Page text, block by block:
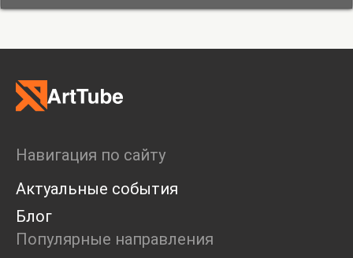
Навигация по сайту
Актуальные события
Блог
Популярные направления